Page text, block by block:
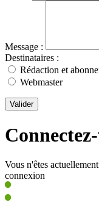
Message :
Destinataires :
Rédaction et
Webmaster
Valider
Vous n'êtes
connexion